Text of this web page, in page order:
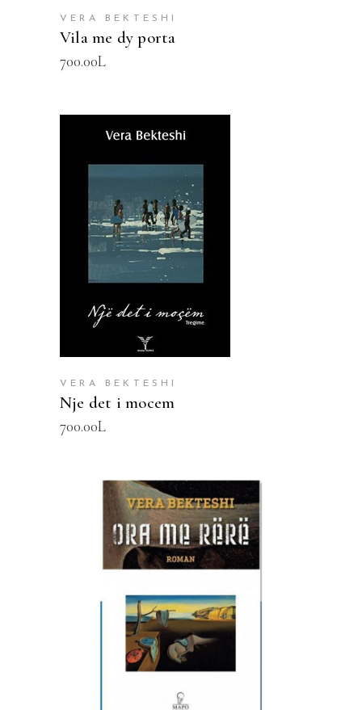
VERA BEKTESHI
Vila me dy porta
700.00L
SHTOJE NË SHPORTË
VERA BEKTESHI
Nje det i mocem
700.00L
SHTOJE NË SHPORTË